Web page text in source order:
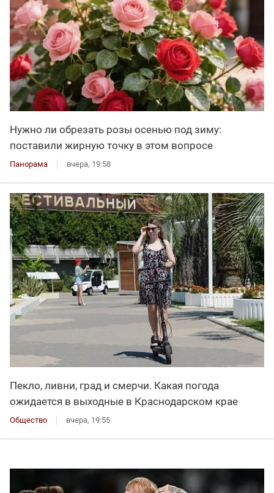
Нужно ли обрезать розы осенью под зиму:
поставили жирную точку в этом вопросе
Панорама вчера, 19:58
Пекло, ливни, град и смерчи. Какая погода
ожидается в выходные в Краснодарском крае
Общество вчера, 19:55